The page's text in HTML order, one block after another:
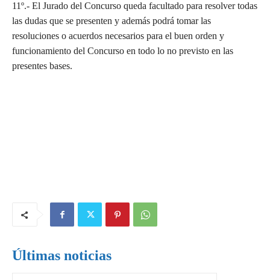
11º.- El Jurado del Concurso queda facultado para resolver todas
las dudas que se presenten y además podrá tomar las
resoluciones o acuerdos necesarios para el buen orden y
funcionamiento del Concurso en todo lo no previsto en las
presentes bases.
Últimas noticias